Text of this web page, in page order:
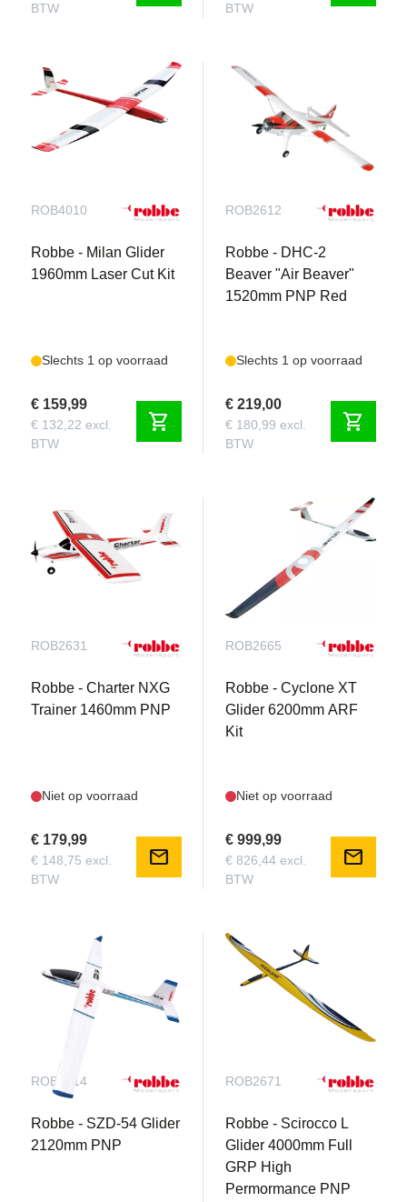
BTW
BTW
ROB4010
Robbe - Milan Glider
1960mm Laser Cut Kit
Slechts 1 op voorraad
€ 159,99
€ 132,22 excl.
BTW
shopping_cart
ROB2612
Robbe - DHC-2
Beaver "Air Beaver"
1520mm PNP Red
Slechts 1 op voorraad
€ 219,00
€ 180,99 excl.
BTW
shopping_cart
ROB2631
Robbe - Charter NXG
Trainer 1460mm PNP
Niet op voorraad
€ 179,99
€ 148,75 excl.
BTW
mail
ROB2665
Robbe - Cyclone XT
Glider 6200mm ARF
Kit
Niet op voorraad
€ 999,99
€ 826,44 excl.
BTW
mail
ROB3014
Robbe - SZD-54 Glider
2120mm PNP
ROB2671
Robbe - Scirocco L
Glider 4000mm Full
GRP High
Permormance PNP